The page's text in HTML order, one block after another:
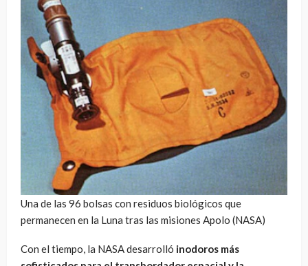
Una de las 96 bolsas con residuos biológicos que
permanecen en la Luna tras las misiones Apolo (NASA)
Con el tiempo, la NASA desarrolló inodoros más